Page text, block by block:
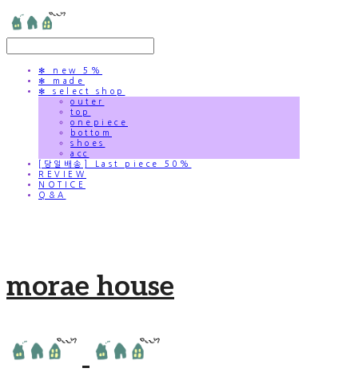
✻ new 5%
✻ made
✻ select shop
outer
top
onepiece
bottom
shoes
acc
[당일배송] Last piece 50%
REVIEW
NOTICE
Q&A
morae house